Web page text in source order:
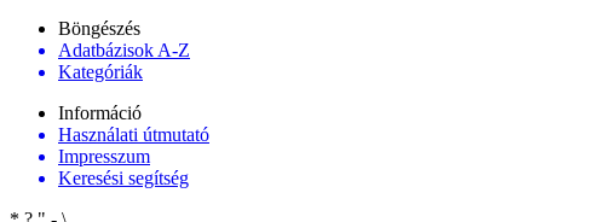
Böngészés
Adatbázisok A-Z
Kategóriák
Információ
Használati útmutató
Impresszum
Keresési segítség